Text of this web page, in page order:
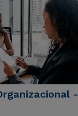
-